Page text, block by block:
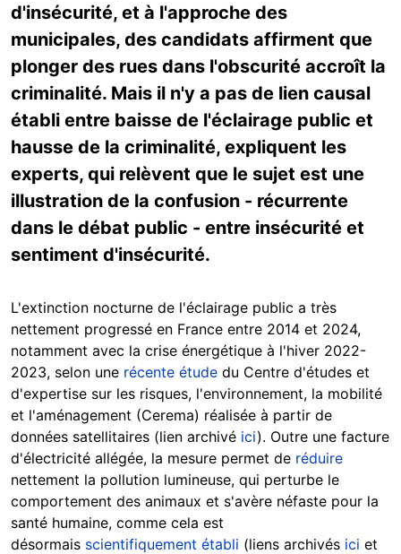
d'insécurité, et à l'approche des
municipales, des candidats affirment que
plonger des rues dans l'obscurité accroît la
criminalité. Mais il n'y a pas de lien causal
établi entre baisse de l'éclairage public et
hausse de la criminalité, expliquent les
experts, qui relèvent que le sujet est une
illustration de la confusion - récurrente
dans le débat public - entre insécurité et
sentiment d'insécurité.
L'extinction nocturne de l'éclairage public a très
nettement progressé en France entre 2014 et 2024,
notamment avec la crise énergétique à l'hiver 2022-
2023, selon une récente étude du Centre d'études et
d'expertise sur les risques, l'environnement, la mobilité
et l'aménagement (Cerema) réalisée à partir de
données satellitaires (lien archivé ici). Outre une facture
d'électricité allégée, la mesure permet de réduire
nettement la pollution lumineuse, qui perturbe le
comportement des animaux et s'avère néfaste pour la
santé humaine, comme cela est
désormais scientifiquement établi (liens archivés ici et